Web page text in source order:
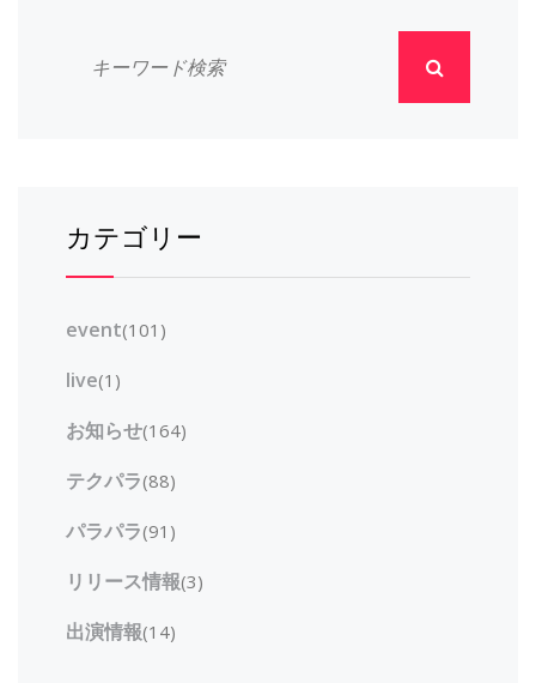
カテゴリー
event(101)
live(1)
お知らせ(164)
テクパラ(88)
パラパラ(91)
リリース情報(3)
出演情報(14)